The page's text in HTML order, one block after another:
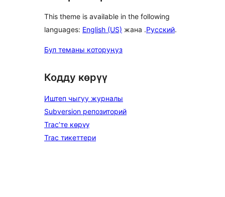
This theme is available in the following
languages: English (US) жана .Русский.
Бул теманы которуңуз
Кодду көрүү
Иштеп чыгуу журналы
Subversion репозиторий
Trac’те көрүү
Trac тикеттери